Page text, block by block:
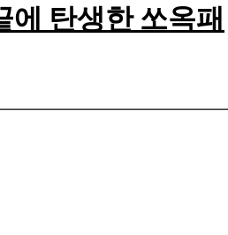
에 탄생한 쏘옥패